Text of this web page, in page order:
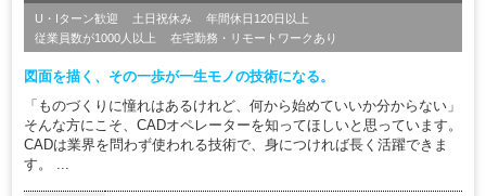
U・Iターン歓迎 土日祝休み
年間休日120日以上
従業員数が1000人以上
在宅勤務・リモートワークあり
図面を描く、その一歩が一生モノの技術になる。
「ものづくりに憧れはあるけれど、何から始めていいか分からない」
そんな方にこそ、CADオペレーターを知ってほしいと思っています。
CADは業界を問わず使われる技術で、身につければ長く活躍できま
す。 ...